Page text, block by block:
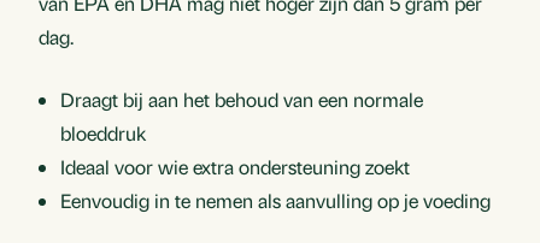
dag.
Draagt bij aan het behoud van een normale
bloeddruk
Ideaal voor wie extra ondersteuning zoekt
Eenvoudig in te nemen als aanvulling op je voeding